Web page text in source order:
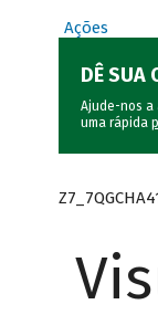
Ações
DÊ SUA
Ajude-nos a
uma rápida